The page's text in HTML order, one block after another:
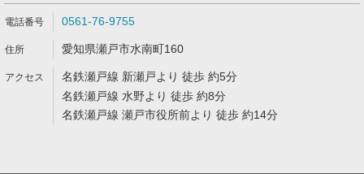
0561-76-9755
愛知県瀬戸市水南町160
名鉄瀬戸線 新瀬戸より 徒歩 約5分
名鉄瀬戸線 水野より 徒歩 約8分
名鉄瀬戸線 瀬戸市役所前より 徒歩 約14分